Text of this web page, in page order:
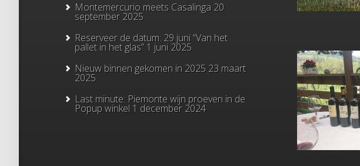
Montemercurio meets Casalinga 20
september 2025
Reserveer de datum: 29 juni “Van het
pallet in het glas” 1 juni 2025
Nieuw binnen gekomen in 2025 23 maart
2025
Last minute: Piemonte wijn proeven in de
Popup winkel 1 december 2024